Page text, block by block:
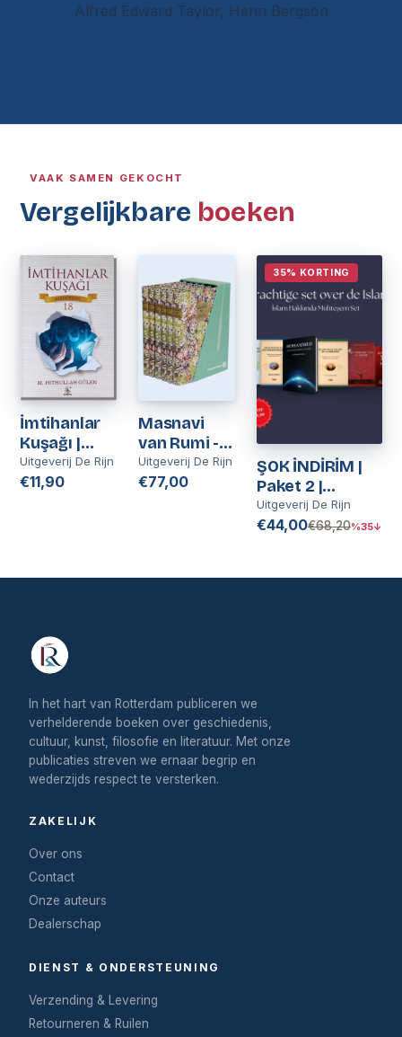
Alfred Edward Taylor, Henri Bergson
VAAK SAMEN GEKOCHT
Vergelijkbare boeken
İmtihanlar
Kuşağı |
Kırık Testi 18
| M
Uitgeverij De Rijn
€11,90
Masnavi
van Rumi -
Nederlands
Uitgeverij De Rijn
€77,00
35% KORTING
ŞOK İNDİRİM |
Paket 2 |
Nederlands
Uitgeverij De Rijn
€44,00€68,20%35↓
In het hart van Rotterdam publiceren we
verhelderende boeken over geschiedenis,
cultuur, kunst, filosofie en literatuur. Met onze
publicaties streven we ernaar begrip en
wederzijds respect te versterken.
ZAKELIJK
Over ons
Contact
Onze auteurs
Dealerschap
DIENST & ONDERSTEUNING
Verzending & Levering
Retourneren & Ruilen